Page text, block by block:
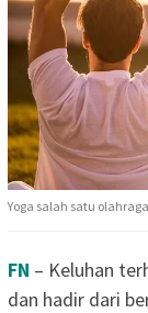
Yoga salah satu
FN – Keluhan
dan hadir dari